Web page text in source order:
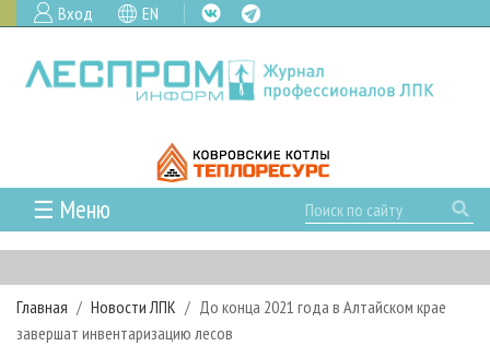
Вход EN
☰ Меню
ГЛАВНАЯ
РУБРИКИ И ТЕМЫ
РУБРИКИ ЖУРНАЛА
НОВОСТИ
Главная Новости ЛПК
До конца 2021 года в Алтайском крае
завершат инвентаризацию лесов